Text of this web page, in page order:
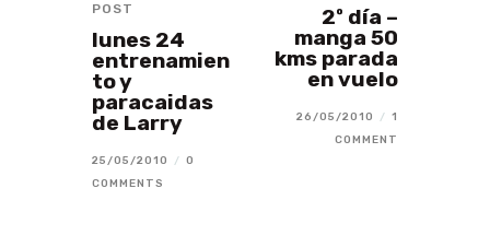
POST
lunes 24
entrenamien
to y
paracaidas
de Larry
25/05/2010 / 0
COMMENTS
2º día –
manga 50
kms parada
en vuelo
26/05/2010 / 1
COMMENT